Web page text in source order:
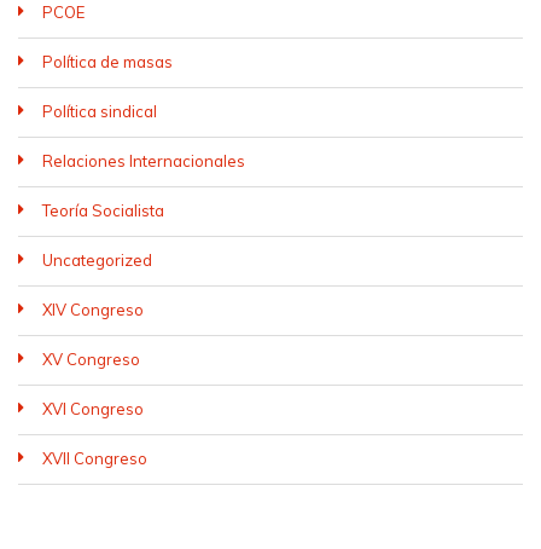
PCOE
Política de masas
Política sindical
Relaciones Internacionales
Teoría Socialista
Uncategorized
XIV Congreso
XV Congreso
XVI Congreso
XVII Congreso